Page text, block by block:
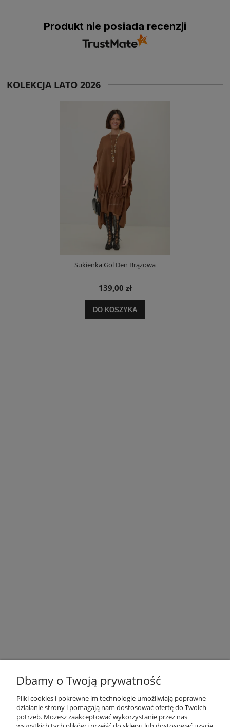
Produkt nie posiada recenzji
KOLEKCJA LATO 2026
Sukienka Gol Den Brązowa
139,00 zł
DO KOSZYKA
OBSŁUGA KLIENTA
Dbamy o Twoją prywatność
Pliki cookies i pokrewne im technologie umożliwiają poprawne
działanie strony i pomagają nam dostosować ofertę do Twoich
potrzeb. Możesz zaakceptować wykorzystanie przez nas